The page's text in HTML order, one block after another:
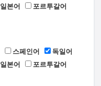
일본어
포르투갈어
스페인어
독일어
일본어
포르투갈어